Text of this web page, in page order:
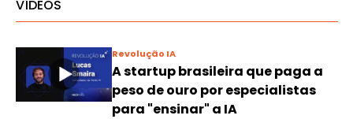
VÍDEOS
Revolução IA
A startup brasileira que paga a
peso de ouro por especialistas
para "ensinar" a IA